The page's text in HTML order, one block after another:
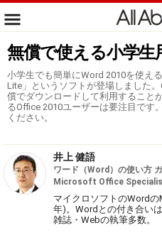
無償で使える小学生
小学生でも簡単にWord 2010を使え
Lite」というソフトが登場しました
償でダウンロードして利用すること
るOffice 2010ユーザーは要注目です
ください。
井上 健語
ワード（Word）の使い方
Microsoft Office
マイクロソフトのWordの
年)。Wordとの付き合い
雑誌・Webの執筆多数。